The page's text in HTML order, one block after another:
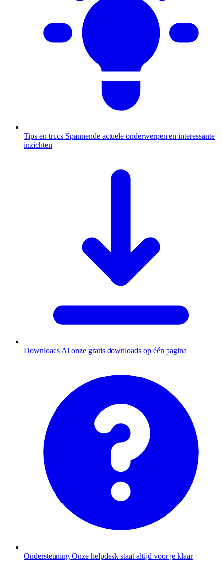
Tips en trucs Spannende actuele onderwerpen en interessante
inzichten
Downloads Al onze gratis downloads op één pagina
Ondersteuning Onze helpdesk staat altijd voor je klaar